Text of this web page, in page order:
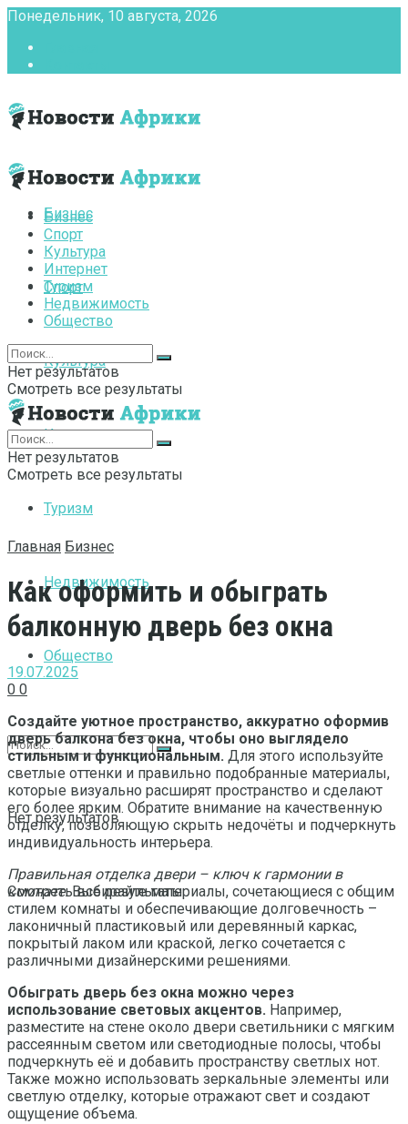
Понедельник, 10 августа, 2026
Бизнес
Спорт
Культура
Интернет
Туризм
Недвижимость
Общество
Нет результатов
Смотреть все результаты
Бизнес
Спорт
Культура
Интернет
Туризм
Недвижимость
Общество
Нет результатов
Смотреть все результаты
Нет результатов
Смотреть все результаты
Главная Бизнес
Как оформить и обыграть
балконную дверь без окна
19.07.2025
0 0
Создайте уютное пространство, аккуратно оформив
дверь балкона без окна, чтобы оно выглядело
стильным и функциональным. Для этого используйте
светлые оттенки и правильно подобранные материалы,
которые визуально расширят пространство и сделают
его более ярким. Обратите внимание на качественную
отделку, позволяющую скрыть недочёты и подчеркнуть
индивидуальность интерьера.
Правильная отделка двери – ключ к гармонии в
комнате.Выбирайте материалы, сочетающиеся с общим
стилем комнаты и обеспечивающие долговечность –
лаконичный пластиковый или деревянный каркас,
покрытый лаком или краской, легко сочетается с
различными дизайнерскими решениями.
Обыграть дверь без окна можно через
использование световых акцентов. Например,
разместите на стене около двери светильники с мягким
рассеянным светом или светодиодные полосы, чтобы
подчеркнуть её и добавить пространству светлых нот.
Также можно использовать зеркальные элементы или
светлую отделку, которые отражают свет и создают
ощущение объема.